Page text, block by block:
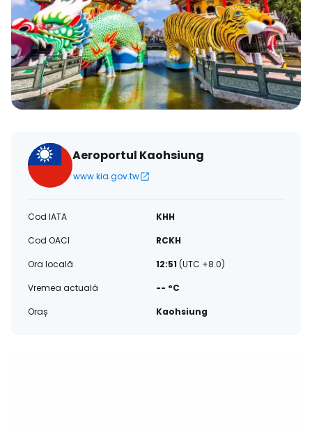
Aeroportul Kaohsiung
www.kia.gov.tw
Cod IATA
KHH
Cod OACI
RCKH
Ora locală
12:51 (UTC +8.0)
Vremea actuală
-- °C
Oraș
Kaohsiung